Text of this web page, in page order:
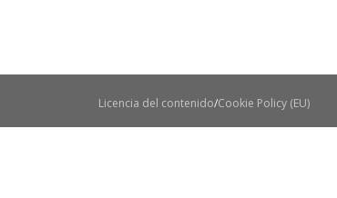
Licencia del contenido Cookie Policy (EU)